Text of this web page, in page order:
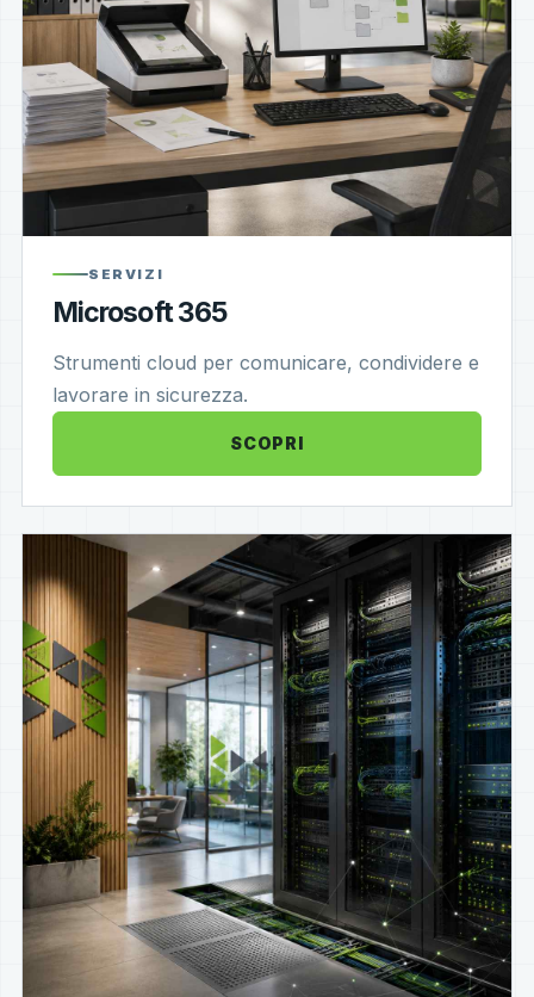
SERVIZI
Microsoft 365
Strumenti cloud per comunicare, condividere e
lavorare in sicurezza.
SCOPRI